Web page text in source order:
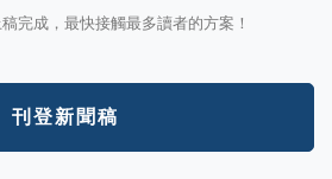
完成，最快接觸最多讀者的方案！
刊登新聞稿